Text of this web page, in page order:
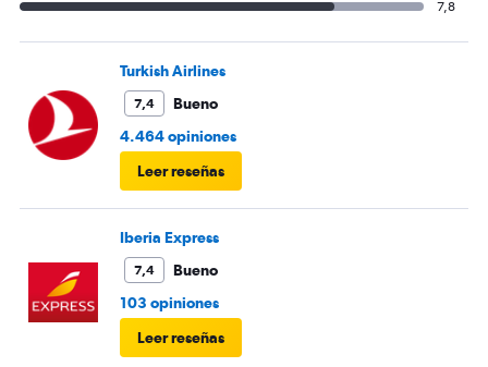
7,8
Turkish Airlines
7,4
Bueno
4.464 opiniones
Leer reseñas
Iberia Express
7,4
Bueno
103 opiniones
Leer reseñas